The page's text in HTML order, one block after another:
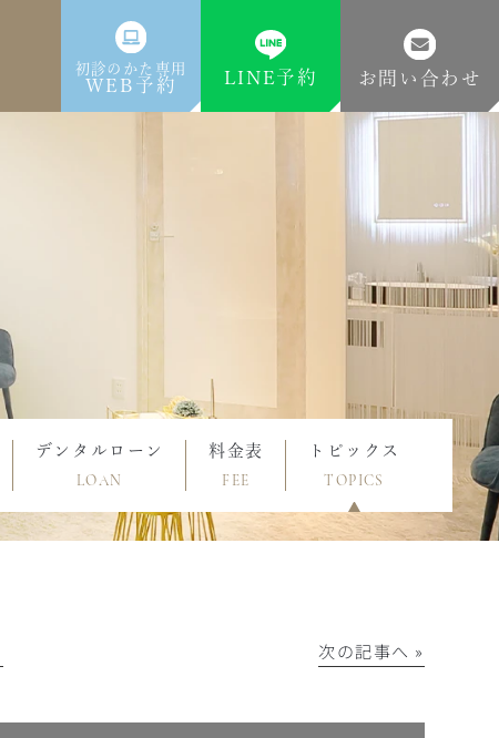
初診のかた専用
WEB予約 LINE予約 お問い合わせ
デンタルローン
LOAN
料金表
FEE
トピックス
TOPICS
次の記事へ »